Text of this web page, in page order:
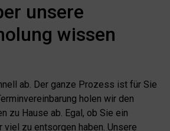
unsere
wissen
ab. Der ganze Prozess ist für Sie
holen wir den
zu Hause ab. Egal, ob Sie ein
viel zu entsorgen haben. Unsere